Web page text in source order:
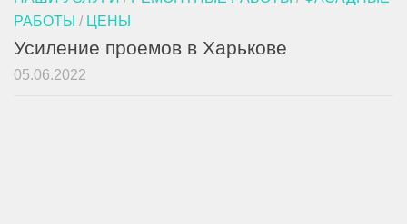
РАБОТЫ / ЦЕНЫ
Усиление проемов в Харькове
05.06.2022